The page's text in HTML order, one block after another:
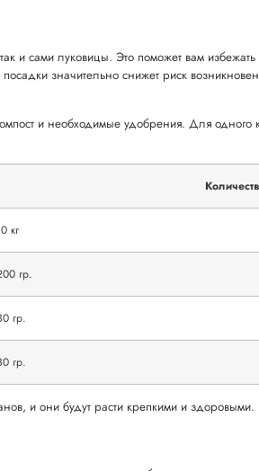
и сами луковицы. Это поможет вам
значительно снижет риск
и необходимые удобрения. Для одного
кг
гр.
гр.
гр.
и они будут расти крепкими и здоровыми.